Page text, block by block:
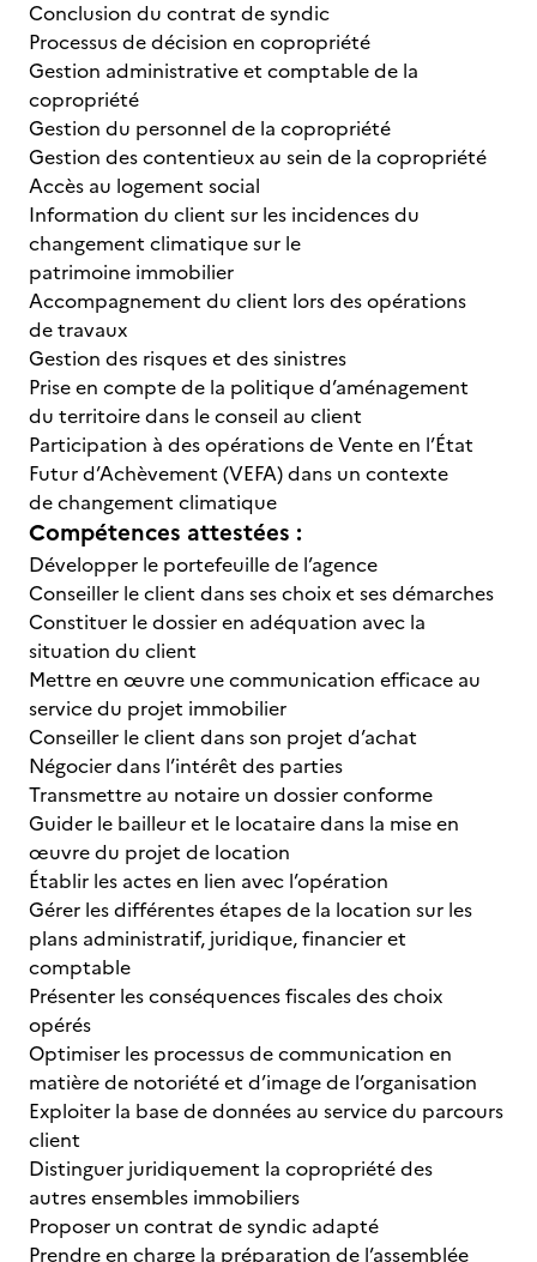
Conclusion du contrat de syndic
Processus de décision en copropriété
Gestion administrative et comptable de la
copropriété
Gestion du personnel de la copropriété
Gestion des contentieux au sein de la copropriété
Accès au logement social
Information du client sur les incidences du
changement climatique sur le
patrimoine immobilier
Accompagnement du client lors des opérations
de travaux
Gestion des risques et des sinistres
Prise en compte de la politique d’aménagement
du territoire dans le conseil au client
Participation à des opérations de Vente en l’État
Futur d’Achèvement (VEFA) dans un contexte
de changement climatique
Compétences attestées :
Développer le portefeuille de l’agence
Conseiller le client dans ses choix et ses démarches
Constituer le dossier en adéquation avec la
situation du client
Mettre en œuvre une communication efficace au
service du projet immobilier
Conseiller le client dans son projet d’achat
Négocier dans l’intérêt des parties
Transmettre au notaire un dossier conforme
Guider le bailleur et le locataire dans la mise en
œuvre du projet de location
Établir les actes en lien avec l’opération
Gérer les différentes étapes de la location sur les
plans administratif, juridique, financier et
comptable
Présenter les conséquences fiscales des choix
opérés
Optimiser les processus de communication en
matière de notoriété et d’image de l’organisation
Exploiter la base de données au service du parcours
client
Distinguer juridiquement la copropriété des
autres ensembles immobiliers
Proposer un contrat de syndic adapté
Prendre en charge la préparation de l’assemblée